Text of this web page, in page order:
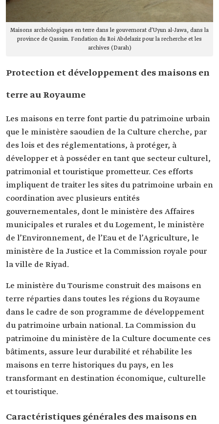
Maisons archéologiques en terre dans le gouvernorat d’Uyun al-Jawa, dans la
province de Qassim. Fondation du Roi Abdelaziz pour la recherche et les
archives (Darah)
Protection et développement des maisons en
terre au Royaume
Les maisons en terre font partie du patrimoine urbain
que le ministère saoudien de la Culture cherche, par
des lois et des réglementations, à protéger, à
développer et à posséder en tant que secteur culturel,
patrimonial et touristique prometteur. Ces efforts
impliquent de traiter les sites du patrimoine urbain en
coordination avec plusieurs entités
gouvernementales, dont le ministère des Affaires
municipales et rurales et du Logement, le ministère
de l’Environnement, de l’Eau et de l’Agriculture, le
ministère de la Justice et la Commission royale pour
la ville de Riyad.
Le ministère du Tourisme construit des maisons en
terre réparties dans toutes les régions du Royaume
dans le cadre de son programme de développement
du patrimoine urbain national. La Commission du
patrimoine du ministère de la Culture documente ces
bâtiments, assure leur durabilité et réhabilite les
maisons en terre historiques du pays, en les
transformant en destination économique, culturelle
et touristique.
Caractéristiques générales des maisons en